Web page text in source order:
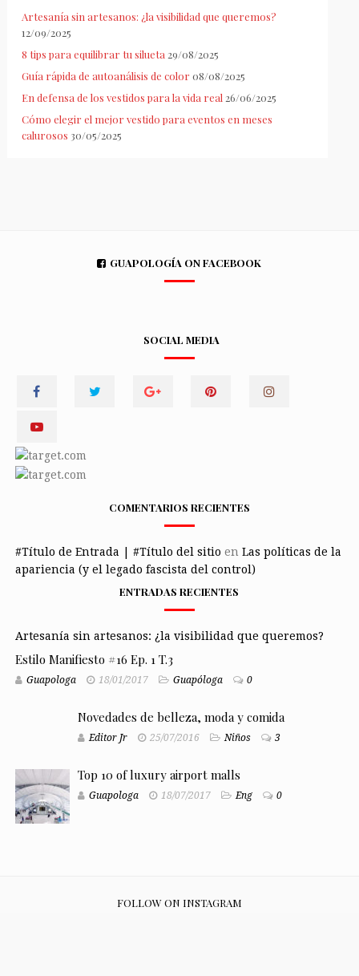
Artesanía sin artesanos: ¿la visibilidad que queremos?
12/09/2025
8 tips para equilibrar tu silueta 29/08/2025
Guía rápida de autoanálisis de color 08/08/2025
En defensa de los vestidos para la vida real 26/06/2025
Cómo elegir el mejor vestido para eventos en meses
calurosos 30/05/2025
GUAPOLOGÍA ON FACEBOOK
SOCIAL MEDIA
COMENTARIOS RECIENTES
#Título de Entrada | #Título del sitio en Las políticas de la
apariencia (y el legado fascista del control)
ENTRADAS RECIENTES
Artesanía sin artesanos: ¿la visibilidad que queremos?
Estilo Manifiesto #16 Ep. 1 T.3
Guapologa 18/01/2017 Guapóloga 0
Novedades de belleza, moda y comida
Editor Jr 25/07/2016 Niños 3
Top 10 of luxury airport malls
Guapologa 18/07/2017 Eng 0
FOLLOW ON INSTAGRAM